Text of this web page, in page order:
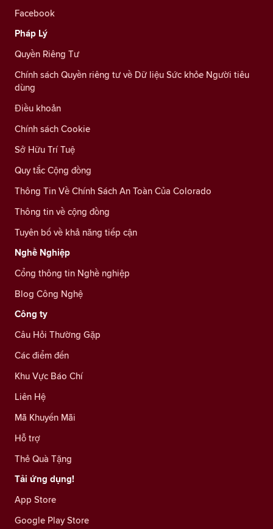
Facebook
Pháp Lý
Quyền Riêng Tư
Chính sách Quyền riêng tư về Dữ liệu Sức khỏe Người tiêu
dùng
Điều khoản
Chính sách Cookie
Sở Hữu Trí Tuệ
Quy tắc Cộng đồng
Thông Tin Về Chính Sách An Toàn Của Colorado
Thông tin về cộng đồng
Tuyên bố về khả năng tiếp cận
Nghề Nghiệp
Cổng thông tin Nghề nghiệp
Blog Công Nghệ
Công ty
Câu Hỏi Thường Gặp
Các điểm đến
Khu Vực Báo Chí
Liên Hệ
Mã Khuyến Mãi
Hỗ trợ
Thẻ Quà Tặng
Tải ứng dụng!
App Store
Google Play Store